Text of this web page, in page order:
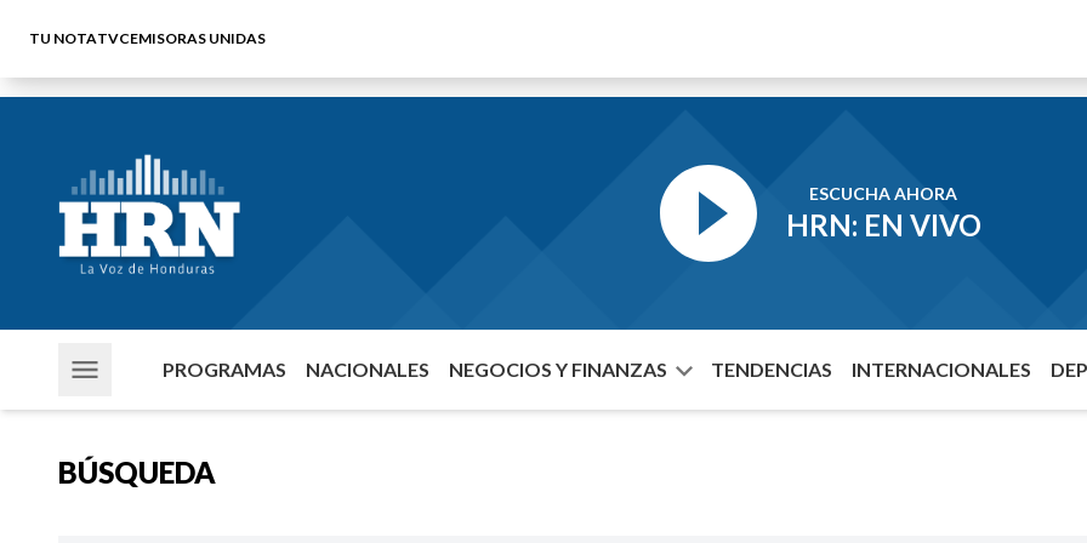
TU NOTATVCEMISORAS UNIDAS
ESCUCHA AHORA
HRN: EN VIVO
PROGRAMAS NACIONALES NEGOCIOS Y FINANZAS TENDENCIAS INTERNACIONALES
BÚSQUEDA